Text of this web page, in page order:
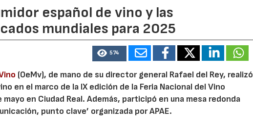
español de vino y las
mundiales para 2025
574
(OeMv), de mano de su director general Rafael del Rey, realizó
en el marco de la IX edición de la Feria Nacional del Vino
en Ciudad Real. Además, participó en una mesa redonda
punto clave’ organizada por APAE.